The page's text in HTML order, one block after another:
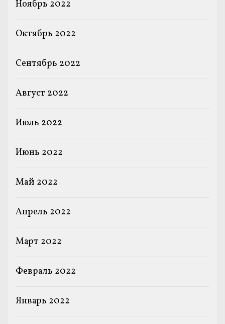
Ноябрь 2022
Октябрь 2022
Сентябрь 2022
Август 2022
Июль 2022
Июнь 2022
Май 2022
Апрель 2022
Март 2022
Февраль 2022
Январь 2022